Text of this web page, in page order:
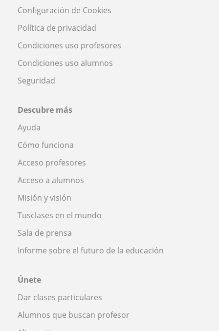
Configuración de Cookies
Política de privacidad
Condiciones uso profesores
Condiciones uso alumnos
Seguridad
Descubre más
Ayuda
Cómo funciona
Acceso profesores
Acceso a alumnos
Misión y visión
Tusclases en el mundo
Sala de prensa
Informe sobre el futuro de la educación
Únete
Dar clases particulares
Alumnos que buscan profesor